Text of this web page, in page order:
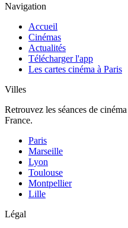
Navigation
Accueil
Cinémas
Actualités
Télécharger l'app
Les cartes cinéma à Paris
Villes
Retrouvez les séances de
France.
Paris
Marseille
Lyon
Toulouse
Montpellier
Lille
Légal